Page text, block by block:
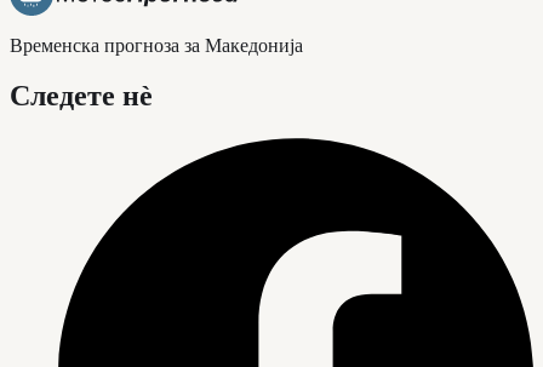
Временска прогноза за Македонија
Следете нè